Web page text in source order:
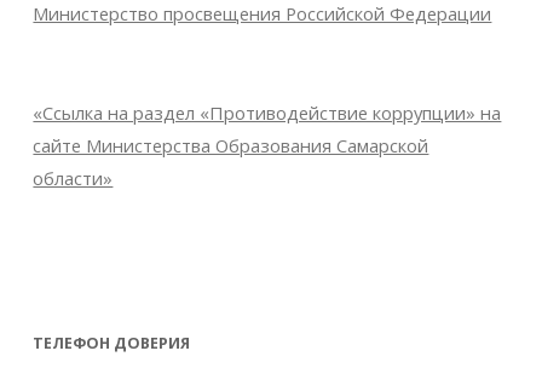
Министерство просвещения Российской Федерации
«Ссылка на раздел «Противодействие коррупции» на
сайте Министерства Образования Самарской
области»
ТЕЛЕФОН ДОВЕРИЯ